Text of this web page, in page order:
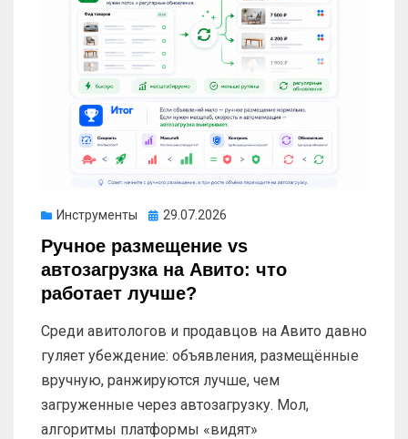
Инструменты Опубликовано
29.07.2026
Ручное размещение vs
автозагрузка на Авито: что
работает лучше?
Среди авитологов и продавцов на Авито давно
гуляет убеждение: объявления, размещённые
вручную, ранжируются лучше, чем
загруженные через автозагрузку. Мол,
алгоритмы платформы «видят»